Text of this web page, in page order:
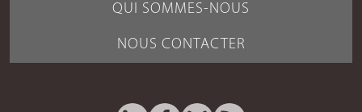
QUI SOMMES-NOUS
NOUS CONTACTER